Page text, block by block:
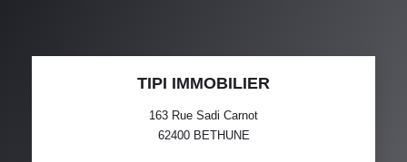
TIPI IMMOBILIER
163 Rue Sadi Carnot
62400 BETHUNE